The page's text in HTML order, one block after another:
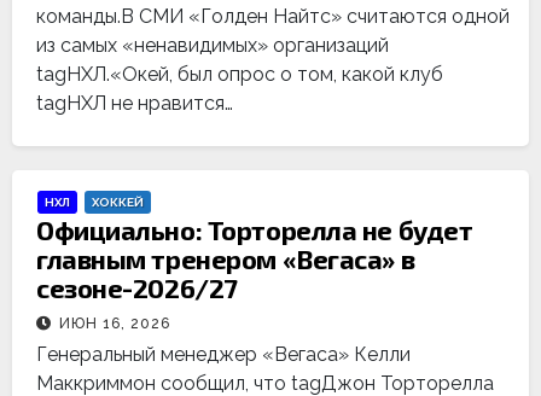
команды.В СМИ «Голден Найтс» считаются одной
из самых «ненавидимых» организаций
tagНХЛ.«Окей, был опрос о том, какой клуб
tagНХЛ не нравится…
НХЛ ХОККЕЙ
Официально: Торторелла не будет
главным тренером «Вегаса» в
сезоне-2026/27
ИЮН 16, 2026
Генеральный менеджер «Вегаса» Келли
Маккриммон сообщил, что tagДжон Торторелла